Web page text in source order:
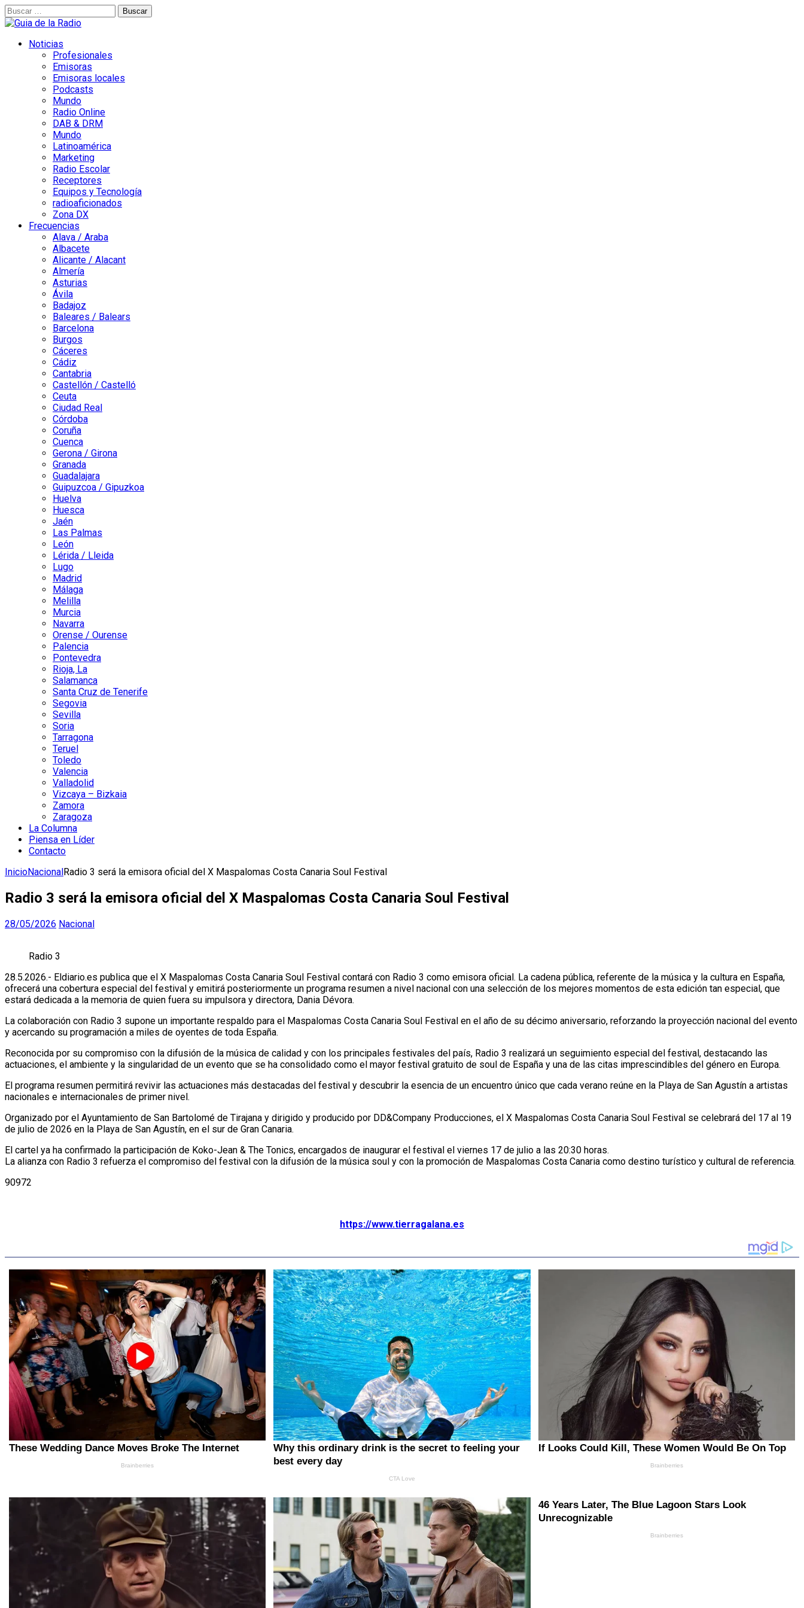
Buscar:
Noticias
Profesionales
Emisoras
Emisoras locales
Podcasts
Mundo
Radio Online
DAB & DRM
Mundo
Latinoamérica
Marketing
Radio Escolar
Receptores
Equipos y Tecnología
radioaficionados
Zona DX
Frecuencias
Alava / Araba
Albacete
Alicante / Alacant
Almería
Asturias
Ávila
Badajoz
Baleares / Balears
Barcelona
Burgos
Cáceres
Cádiz
Cantabria
Castellón / Castelló
Ceuta
Ciudad Real
Córdoba
Coruña
Cuenca
Gerona / Girona
Granada
Guadalajara
Guipuzcoa / Gipuzkoa
Huelva
Huesca
Jaén
Las Palmas
León
Lérida / Lleida
Lugo
Madrid
Málaga
Melilla
Murcia
Navarra
Orense / Ourense
Palencia
Pontevedra
Rioja, La
Salamanca
Santa Cruz de Tenerife
Segovia
Sevilla
Soria
Tarragona
Teruel
Toledo
Valencia
Valladolid
Vizcaya – Bizkaia
Zamora
Zaragoza
La Columna
Piensa en Líder
Contacto
InicioNacionalRadio 3 será la emisora oficial del X Maspalomas Costa Canaria Soul Festival
Radio 3 será la emisora oficial del X Maspalomas Costa Canaria Soul Festival
28/05/2026 Nacional
Radio 3
28.5.2026.- Eldiario.es publica que el X Maspalomas Costa Canaria Soul Festival contará con Radio 3 como emisora oficial. La cadena pública, referente de la música y la cultura en España,
ofrecerá una cobertura especial del festival y emitirá posteriormente un programa resumen a nivel nacional con una selección de los mejores momentos de esta edición tan especial, que
estará dedicada a la memoria de quien fuera su impulsora y directora, Dania Dévora.
La colaboración con Radio 3 supone un importante respaldo para el Maspalomas Costa Canaria Soul Festival en el año de su décimo aniversario, reforzando la proyección nacional del evento
y acercando su programación a miles de oyentes de toda España.
Reconocida por su compromiso con la difusión de la música de calidad y con los principales festivales del país, Radio 3 realizará un seguimiento especial del festival, destacando las
actuaciones, el ambiente y la singularidad de un evento que se ha consolidado como el mayor festival gratuito de soul de España y una de las citas imprescindibles del género en Europa.
El programa resumen permitirá revivir las actuaciones más destacadas del festival y descubrir la esencia de un encuentro único que cada verano reúne en la Playa de San Agustín a artistas
nacionales e internacionales de primer nivel.
Organizado por el Ayuntamiento de San Bartolomé de Tirajana y dirigido y producido por DD&Company Producciones, el X Maspalomas Costa Canaria Soul Festival se celebrará del 17 al 19
de julio de 2026 en la Playa de San Agustín, en el sur de Gran Canaria.
El cartel ya ha confirmado la participación de Koko-Jean & The Tonics, encargados de inaugurar el festival el viernes 17 de julio a las 20:30 horas.
La alianza con Radio 3 refuerza el compromiso del festival con la difusión de la música soul y con la promoción de Maspalomas Costa Canaria como destino turístico y cultural de referencia.
90972
https://www.tierragalana.es